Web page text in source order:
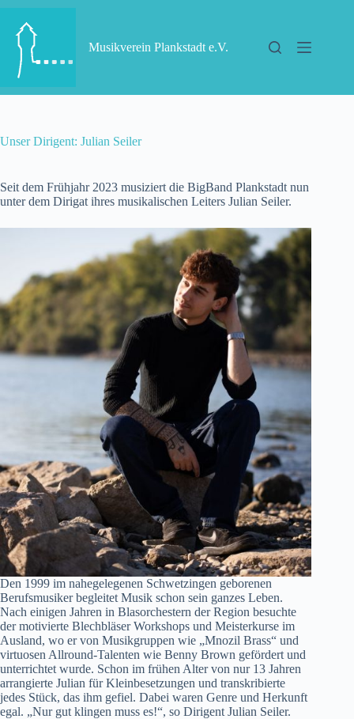
Zum
Inhalt
springen
Musikverein Plankstadt e.V.
Unser Dirigent: Julian Seiler
Seit dem Frühjahr 2023 musiziert die BigBand Plankstadt nun
unter dem Dirigat ihres musikalischen Leiters Julian Seiler.
Den 1999 im nahegelegenen Schwetzingen geborenen
Berufsmusiker begleitet Musik schon sein ganzes Leben.
Nach einigen Jahren in Blasorchestern der Region besuchte
der motivierte Blechbläser Workshops und Meisterkurse im
Ausland, wo er von Musikgruppen wie „Mnozil Brass“ und
virtuosen Allround-Talenten wie Benny Brown gefördert und
unterrichtet wurde. Schon im frühen Alter von nur 13 Jahren
arrangierte Julian für Kleinbesetzungen und transkribierte
jedes Stück, das ihm gefiel. Dabei waren Genre und Herkunft
egal. „Nur gut klingen muss es!“, so Dirigent Julian Seiler.